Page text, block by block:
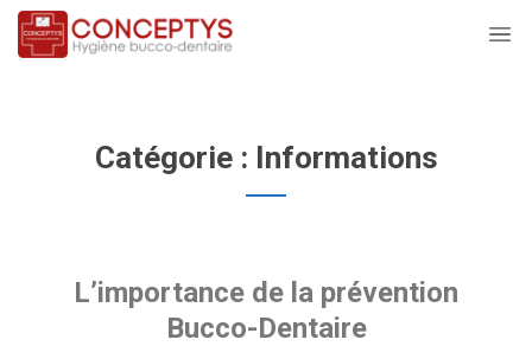
Catégorie : Informations
L’importance de la prévention
Bucco-Dentaire